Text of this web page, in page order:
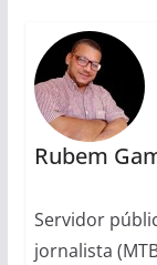
Rubem
Servidor
jornalista